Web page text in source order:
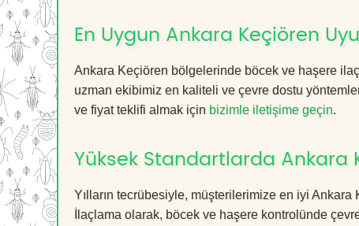
En Uygun Ankara Keçiören
Ankara Keçiören bölgelerinde böcek ve haşere
uzman ekibimiz en kaliteli ve çevre dostu
ve fiyat teklifi almak için bizimle iletişime geçin.
Yüksek Standartlarda Ankara
Yılların tecrübesiyle, müşterilerimize en iyi
İlaçlama olarak, böcek ve haşere kontrolünde